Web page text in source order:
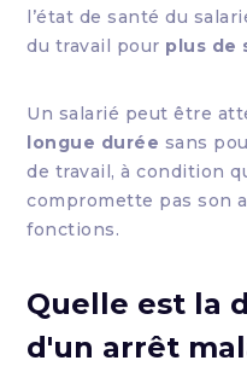
l’état de santé du
du travail pour plus de
Un salarié peut être
longue durée sans
de travail, à condition
compromette pas son
fonctions.
Quelle est la
d'un arrêt